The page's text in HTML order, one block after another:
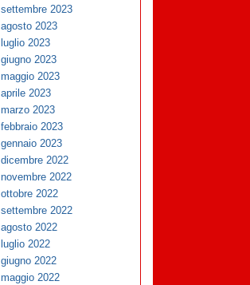
settembre 2023
agosto 2023
luglio 2023
giugno 2023
maggio 2023
aprile 2023
marzo 2023
febbraio 2023
gennaio 2023
dicembre 2022
novembre 2022
ottobre 2022
settembre 2022
agosto 2022
luglio 2022
giugno 2022
maggio 2022